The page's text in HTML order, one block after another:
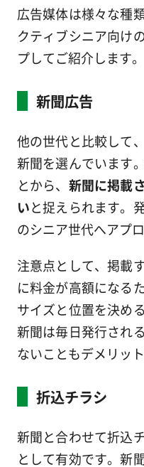
広告媒体は様々な種
クティブシニア向け
プしてご紹介します。
新聞広告
他の世代と比較して
新聞を選んでいます
とから、 新聞に掲載
いと捉えられます。
のシニア世代へアプ
注意点として、掲載
に料金が高額になる
サイズと位置を決め
新聞は毎日発行され
ないこともデメリッ
折込チラシ
新聞と合わせて折込
として有効です。新